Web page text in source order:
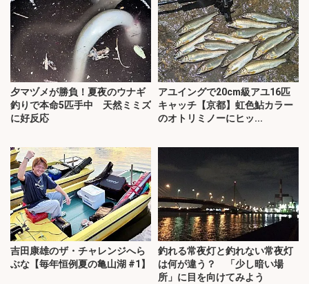
夕マヅメが勝負！夏夜のウナギ
釣りで本命5匹手中 天然ミミズ
に好反応
アユイングで20cm級アユ16匹
キャッチ【京都】虹色鮎カラー
のオトリミノーにヒッ...
吉田康雄のザ・チャレンジへら
ぶな【毎年恒例夏の亀山湖 #1】
釣れる常夜灯と釣れない常夜灯
は何が違う？ 「少し暗い場
所」に目を向けてみよう